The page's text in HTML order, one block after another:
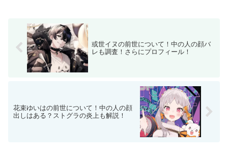
或世イヌの前世について！中の人の顔バ
レも調査！さらにプロフィール！
花束ゆいはの前世について！中の人の顔
出しはある？ストグラの炎上も解説！